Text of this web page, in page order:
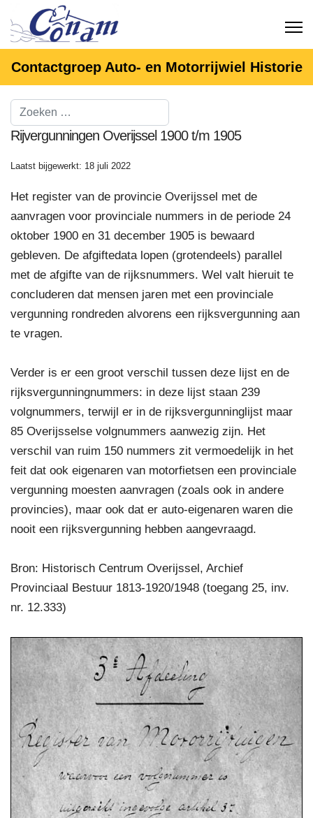
Contactgroep Auto- en Motorrijwiel Historie
Rijvergunningen Overijssel 1900 t/m 1905
Laatst bijgewerkt: 18 juli 2022
Het register van de provincie Overijssel met de
aanvragen voor provinciale nummers in de periode 24
oktober 1900 en 31 december 1905 is bewaard
gebleven. De afgiftedata lopen (grotendeels) parallel
met de afgifte van de rijksnummers. Wel valt hieruit te
concluderen dat mensen jaren met een provinciale
vergunning rondreden alvorens een rijksvergunning aan
te vragen.
Verder is er een groot verschil tussen deze lijst en de
rijksvergunningnummers: in deze lijst staan 239
volgnummers, terwijl er in de rijksvergunninglijst maar
85 Overijsselse volgnummers aanwezig zijn. Het
verschil van ruim 150 nummers zit vermoedelijk in het
feit dat ook eigenaren van motorfietsen een provinciale
vergunning moesten aanvragen (zoals ook in andere
provincies), maar ook dat er auto-eigenaren waren die
nooit een rijksvergunning hebben aangevraagd.
Bron: Historisch Centrum Overijssel, Archief
Provinciaal Bestuur 1813-1920/1948 (toegang 25, inv.
nr. 12.333)